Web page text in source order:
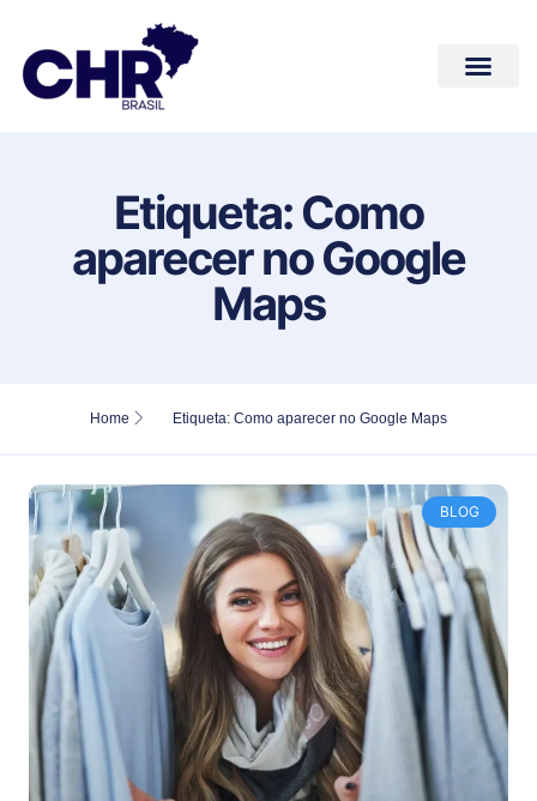
Etiqueta: Como
aparecer no Google
Maps
Home Etiqueta: Como aparecer no Google Maps
BLOG